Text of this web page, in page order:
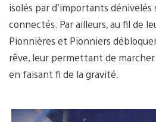
isolés par d’importants
connectés. Par ailleurs, au fil de
Pionnières et Pionniers
rêve, leur permettant de
en faisant fi de la gravité.